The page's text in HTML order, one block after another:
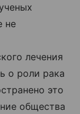
не
лечения
о роли рака
это
общества